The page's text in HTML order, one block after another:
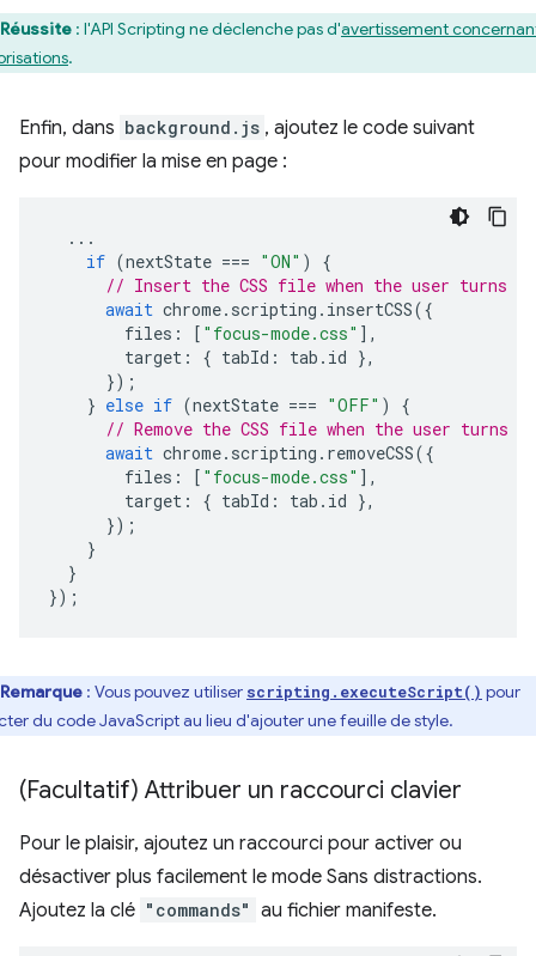
Réussite : l'API Scripting ne déclenche pas d'avertissement
.
Enfin, dans background.js , ajoutez le code suivant
pour modifier la mise en page :
...
if (nextState === "ON" )
{
// Insert the CSS file when the user turns
await chrome. scripting . insertCSS({
files : [ "focus-mode.css" ],
target : { tabId : tab . id },
});
} else if (nextState === "OFF" )
{
// Remove the CSS file when the user turns
await chrome. scripting . removeCSS({
files : [ "focus-mode.css" ],
target : { tabId : tab . id },
});
}
}
});
Remarque : Vous pouvez utiliser scripting.executeScript() pour
du code JavaScript au lieu d'ajouter une feuille de style.
(Facultatif) Attribuer un raccourci clavier
Pour le plaisir, ajoutez un raccourci pour activer ou
désactiver plus facilement le mode Sans distractions.
Ajoutez la clé "commands" au fichier manifeste.